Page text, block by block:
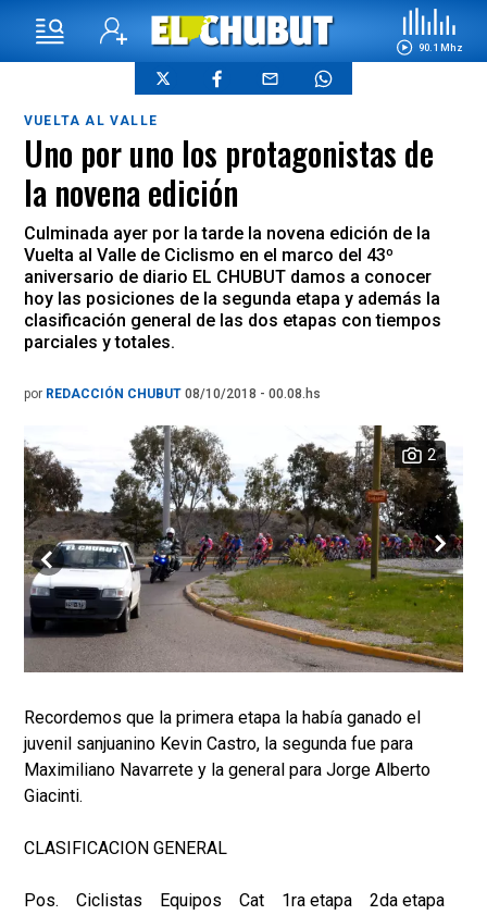
90.1 Mhz
VUELTA AL VALLE
Uno por uno los protagonistas de
la novena edición
Culminada ayer por la tarde la novena edición de la
Vuelta al Valle de Ciclismo en el marco del 43º
aniversario de diario EL CHUBUT damos a conocer
hoy las posiciones de la segunda etapa y además la
clasificación general de las dos etapas con tiempos
parciales y totales.
por REDACCIÓN CHUBUT 08/10/2018 - 00.08.hs
2
Recordemos que la primera etapa la había ganado el
juvenil sanjuanino Kevin Castro, la segunda fue para
Maximiliano Navarrete y la general para Jorge Alberto
Giacinti.
CLASIFICACION GENERAL
Pos. Ciclistas Equipos Cat 1ra etapa 2da etapa